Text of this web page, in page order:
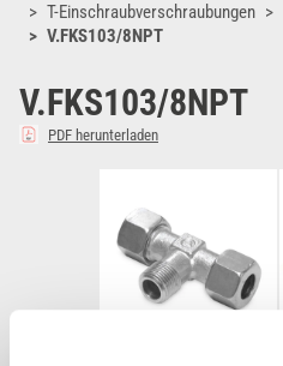
T-Einschraubverschraubungen
V.FKS103/8NPT
V.FKS103/8NPT
PDF herunterladen